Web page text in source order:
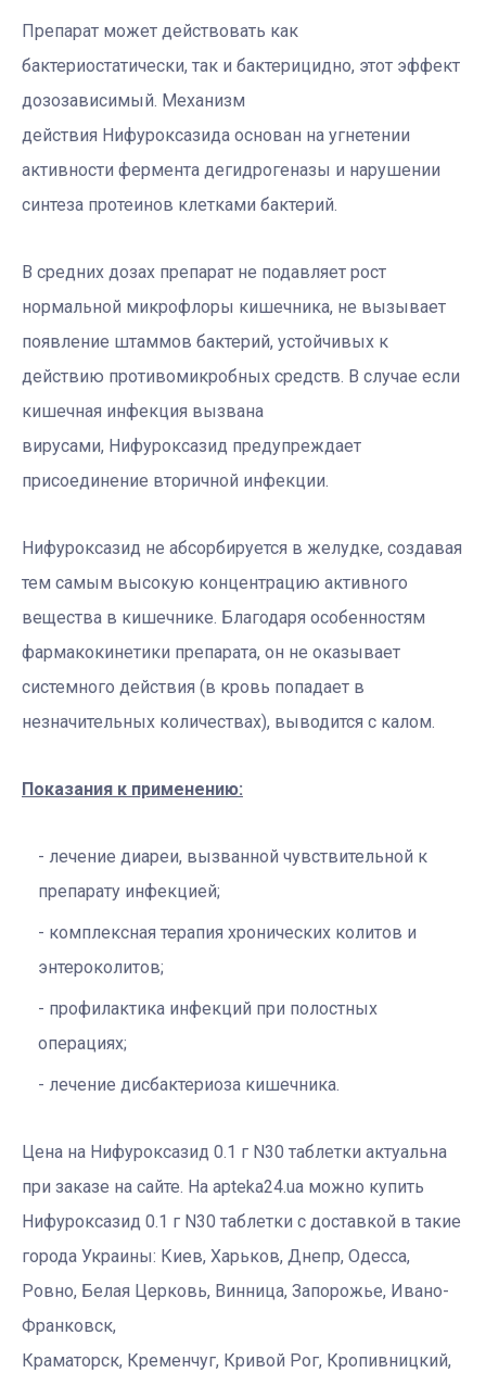
Препарат может действовать как
бактериостатически, так и бактерицидно, этот эффект
дозозависимый. Механизм
действия Нифуроксазида основан на угнетении
активности фермента дегидрогеназы и нарушении
синтеза протеинов клетками бактерий.
В средних дозах препарат не подавляет рост
нормальной микрофлоры кишечника, не вызывает
появление штаммов бактерий, устойчивых к
действию противомикробных средств. В случае если
кишечная инфекция вызвана
вирусами, Нифуроксазид предупреждает
присоединение вторичной инфекции.
Нифуроксазид не абсорбируется в желудке, создавая
тем самым высокую концентрацию активного
вещества в кишечнике. Благодаря особенностям
фармакокинетики препарата, он не оказывает
системного действия (в кровь попадает в
незначительных количествах), выводится с калом.
Показания к применению:
лечение диареи, вызванной чувствительной к
препарату инфекцией;
комплексная терапия хронических колитов и
энтероколитов;
профилактика инфекций при полостных
операциях;
лечение дисбактериоза кишечника.
Цена на Нифуроксазид 0.1 г N30 таблетки актуальна
при заказе на сайте. На apteka24.ua можно купить
Нифуроксазид 0.1 г N30 таблетки с доставкой в такие
города Украины: Киев, Харьков, Днепр, Одесса,
Ровно, Белая Церковь, Винница, Запорожье, Ивано-
Франковск,
Краматорск, Кременчуг, Кривой Рог, Кропивницкий,